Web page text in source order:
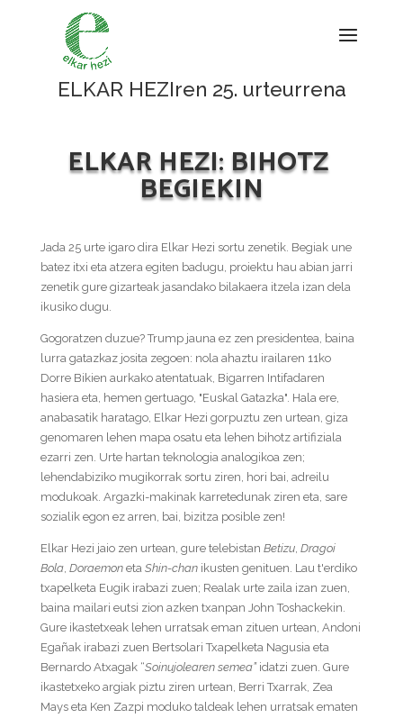
ELKAR HEZIren 25. urteurrena
ELKAR HEZI: BIHOTZ
BEGIEKIN
Jada 25 urte igaro dira Elkar Hezi sortu zenetik. Begiak une
batez itxi eta atzera egiten badugu, proiektu hau abian jarri
zenetik gure gizarteak jasandako bilakaera itzela izan dela
ikusiko dugu.
Gogoratzen duzue? Trump jauna ez zen presidentea, baina
lurra gatazkaz josita zegoen: nola ahaztu irailaren 11ko
Dorre Bikien aurkako atentatuak, Bigarren Intifadaren
hasiera eta, hemen gertuago, "Euskal Gatazka". Hala ere,
anabasatik haratago, Elkar Hezi gorpuztu zen urtean, giza
genomaren lehen mapa osatu eta lehen bihotz artifiziala
ezarri zen. Urte hartan teknologia analogikoa zen;
lehendabiziko mugikorrak sortu ziren, hori bai, adreilu
modukoak. Argazki-makinak karretedunak ziren eta, sare
sozialik egon ez arren, bai, bizitza posible zen!
Elkar Hezi jaio zen urtean, gure telebistan Betizu, Dragoi
Bola, Doraemoneta Shin-chanikusten genituen. Lau t'erdiko
txapelketa Eugik irabazi zuen; Realak urte zaila izan zuen,
baina mailari eutsi zion azken txanpan John Toshackekin.
Gure ikastetxeak lehen urratsak eman zituen urtean, Andoni
Egañak irabazi zuen Bertsolari Txapelketa Nagusia eta
Bernardo Atxagak “Soinujolearen semea”idatzi zuen. Gure
ikastetxeko argiak piztu ziren urtean, Berri Txarrak, Zea
Mays eta Ken Zazpi moduko taldeak lehen urratsak ematen